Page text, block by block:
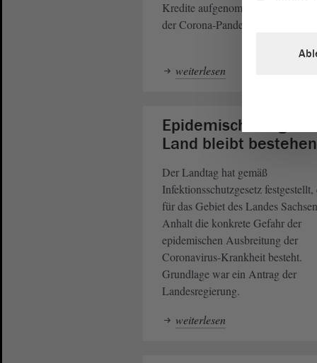
Kredite aufgenommen, um die
der Corona-Pandemie zu
weiterlesen
Epidemische Lage im
Land bleibt bestehen
Der Landtag hat gemäß
Infektionsschutzgesetz festgestellt,
für das Gebiet des Landes
Anhalt die konkrete Gefahr der
epidemischen Ausbreitung der
Coronavirus-Krankheit besteht.
Grundlage war ein Antrag der
Landesregierung.
weiterlesen